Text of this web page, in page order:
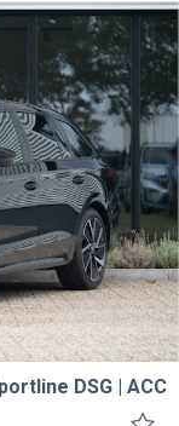
DSG | ACC